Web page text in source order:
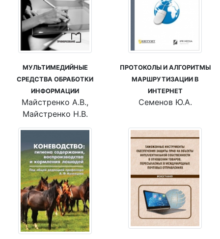
МУЛЬТИМЕДИЙНЫЕ
СРЕДСТВА ОБРАБОТКИ
ИНФОРМАЦИИ
Майстренко А.В.,
Майстренко Н.В.
ПРОТОКОЛЫ И АЛГОРИТМЫ
МАРШРУТИЗАЦИИ В
ИНТЕРНЕТ
Семенов Ю.А.